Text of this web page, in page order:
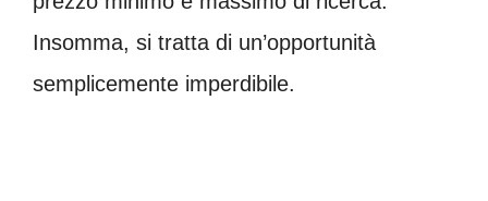
Insomma, si tratta di un’opportunità
semplicemente imperdibile.